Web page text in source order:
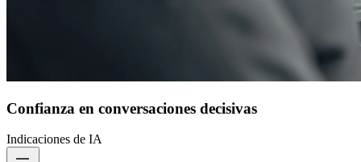
Confianza en conversaciones decisivas
Indicaciones de IA